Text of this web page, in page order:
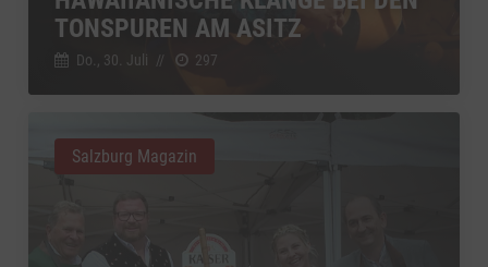
TONSPUREN AM ASITZ
Do., 30. Juli // 297
Salzburg Magazin